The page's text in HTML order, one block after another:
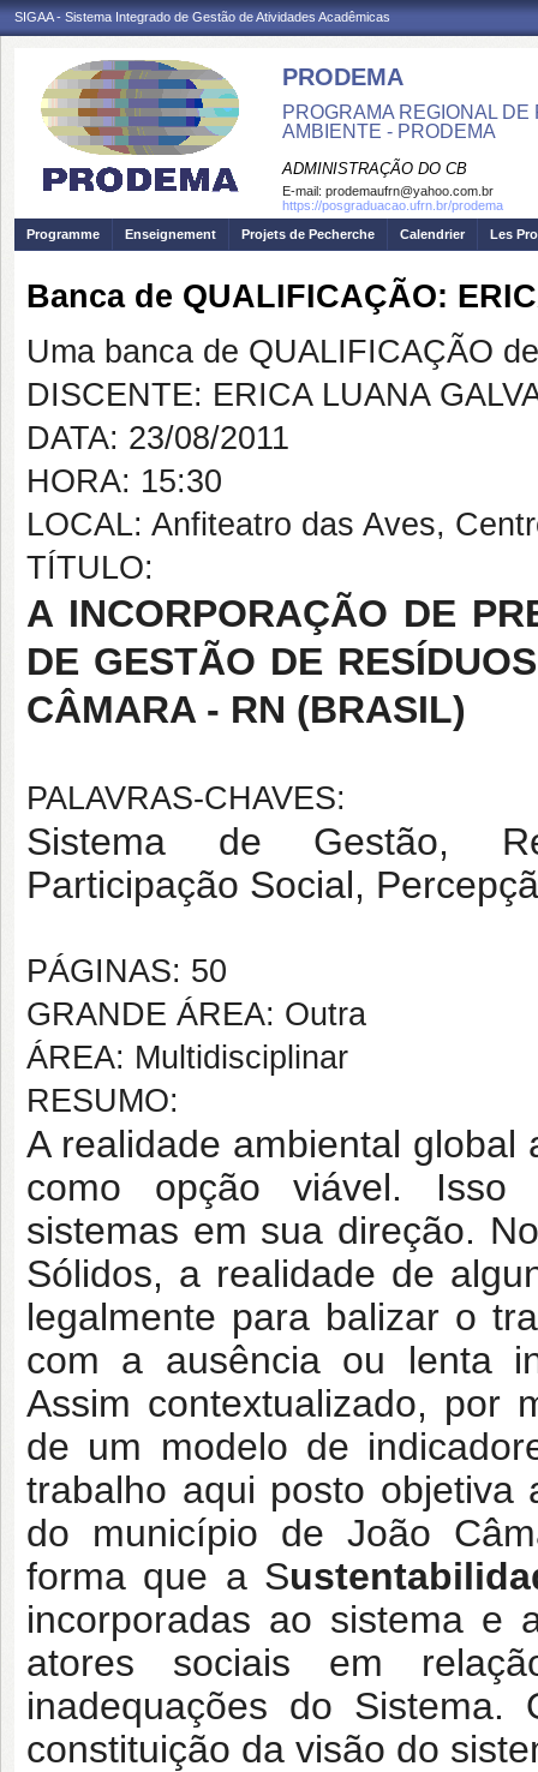
SIGAA - Sistema Integrado de Gestão de Atividades Acadêmicas
PRODEMA
PROGRAMA REGIONAL
AMBIENTE - PRODEMA
ADMINISTRAÇÃO DO CB
E-mail: prodemaufrn@yahoo.com.br
https://posgraduacao.ufrn.br/prodema
Programme
Enseignement Projets de Pecherche Calendrier Les
Banca de QUALIFICAÇÃO:
Uma banca de QUALIFICAÇÃO
DISCENTE: ERICA LUANA
DATA: 23/08/2011
HORA: 15:30
LOCAL: Anfiteatro das Aves,
TÍTULO:
A INCORPORAÇÃO DE
DE GESTÃO DE
CÂMARA - RN (BRASIL)
PALAVRAS-CHAVES:
Sistema de Gestão,
Participação Social,
PÁGINAS: 50
GRANDE ÁREA: Outra
ÁREA: Multidisciplinar
RESUMO:
A realidade ambiental global
como opção viável. Isso
sistemas em sua direção.
Sólidos, a realidade de
legalmente para balizar o
com a ausência ou lenta
Assim contextualizado, por
de um modelo de
trabalho aqui posto
do município de João
forma que a S
incorporadas ao sistema e
atores sociais em
inadequações do Sistema.
constituição da visão do